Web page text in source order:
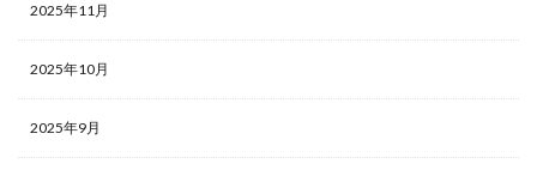
2025年11月
2025年10月
2025年9月